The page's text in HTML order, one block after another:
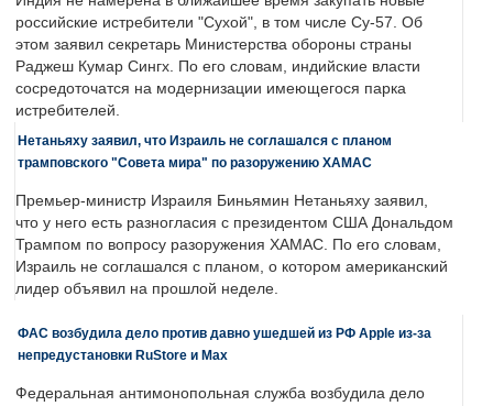
российские истребители "Сухой", в том числе Су-57. Об
этом заявил секретарь Министерства обороны страны
Раджеш Кумар Сингх. По его словам, индийские власти
сосредоточатся на модернизации имеющегося парка
истребителей.
Нетаньяху заявил, что Израиль не соглашался с планом
трамповского "Совета мира" по разоружению ХАМАС
Премьер-министр Израиля Биньямин Нетаньяху заявил,
что у него есть разногласия с президентом США Дональдом
Трампом по вопросу разоружения ХАМАС. По его словам,
Израиль не соглашался с планом, о котором американский
лидер объявил на прошлой неделе.
ФАС возбудила дело против давно ушедшей из РФ Apple из-за
непредустановки RuStore и Max
Федеральная антимонопольная служба возбудила дело